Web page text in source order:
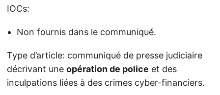
IOCs:
Non fournis dans le communiqué.
Type d’article: communiqué de presse judiciaire
décrivant une opération de police et des
inculpations liées à des crimes cyber-financiers.